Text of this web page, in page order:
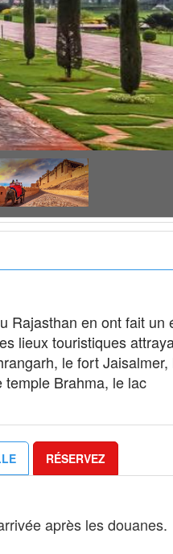
Rajasthan en ont fait un
lieux touristiques
le fort Jaisalmer,
Brahma, le lac
RÉSERVEZ
après les douanes.